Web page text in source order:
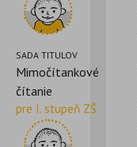
SADA TITULOV
Mimočítankové
čítanie
pre I. stupeň ZŠ